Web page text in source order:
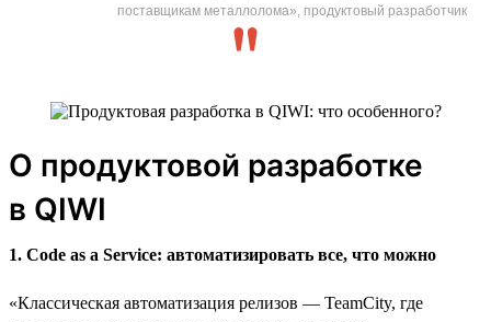
поставщикам металлолома», продуктовый разработчик
О продуктовой разработке
в QIWI
1. Code as a Service: автоматизировать все, что можно
«Классическая автоматизация релизов — TeamCity, где